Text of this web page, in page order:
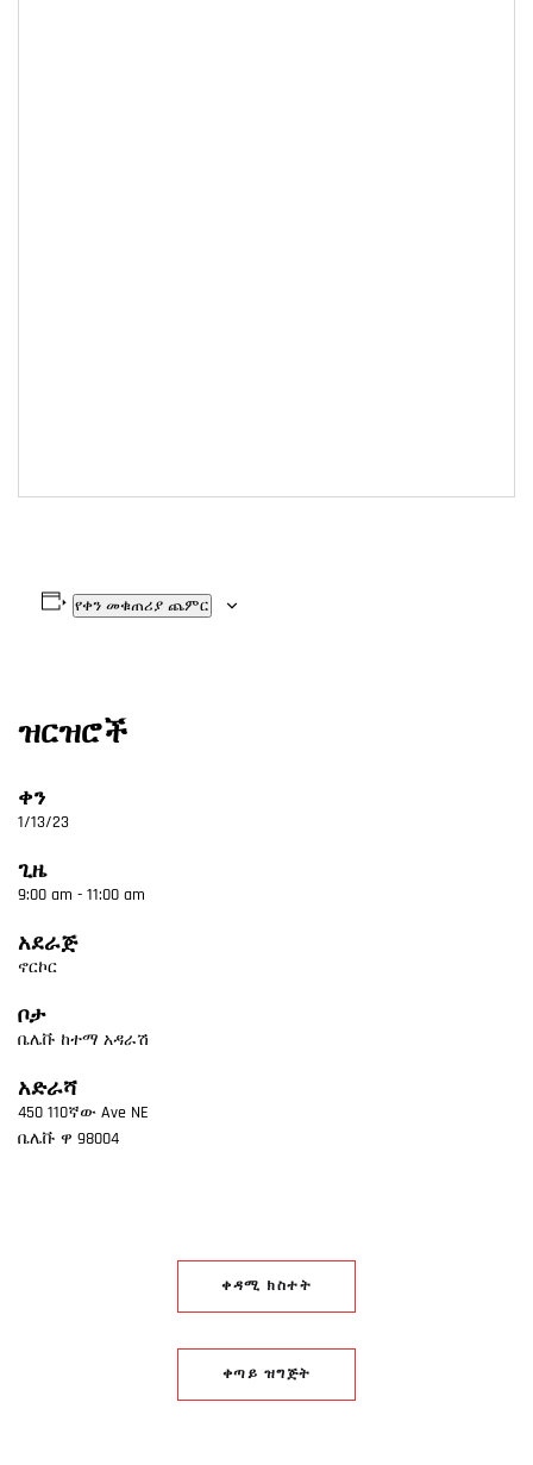
የቀን መቁጠሪያ ጨምር
ዝርዝሮች
ቀን
1/13/23
ጊዜ
9:00 am - 11:00 am
አደራጅ
ኖርኮር
ቦታ
ቤሌቩ ከተማ አዳራሽ
አድራሻ
450 110ኛው Ave NE
ቤሌቩ ዋ 98004
ቀዳሚ ክስተት
ቀጣይ ዝግጅት